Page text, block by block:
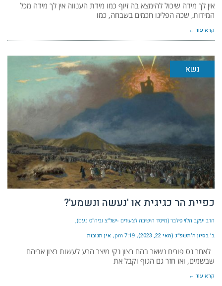
אין לך מידה שיכול להימצא בה זיוף כמו מידת הענווה אין לך מידה מכל
המידות, שכה הפליגו חכמים בשבחה, כמו
קרא עוד ←
נשא
כפיית הר כגיגית או 'נעשה ונשמע'?
הרב יעקב הלוי פילבר (מייסד הישיבה לצעירים -ישל"צ וביה"ס נעם)
ב׳ בסיון ה׳תשפ״ג (מאי 22, 2023) 7:19 pm אין תגובות
לאחר נס פורים נשאר בהם רצון נקי מיצר הרע לעשות רצון אביהם
שבשמים, ואז חזר גם הגוף וקבל את
קרא עוד ←